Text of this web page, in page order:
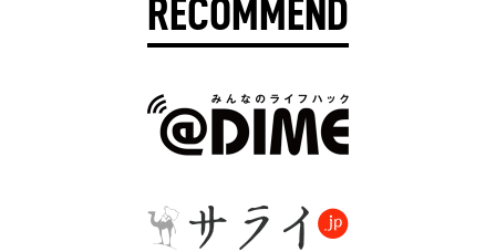
RECOMMEND